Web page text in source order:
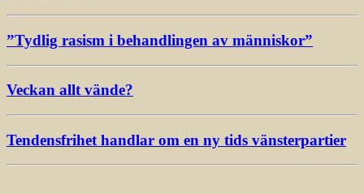
”Tydlig rasism i behandlingen av människor”
Veckan allt vände?
Tendensfrihet handlar om en ny tids vänsterpartier